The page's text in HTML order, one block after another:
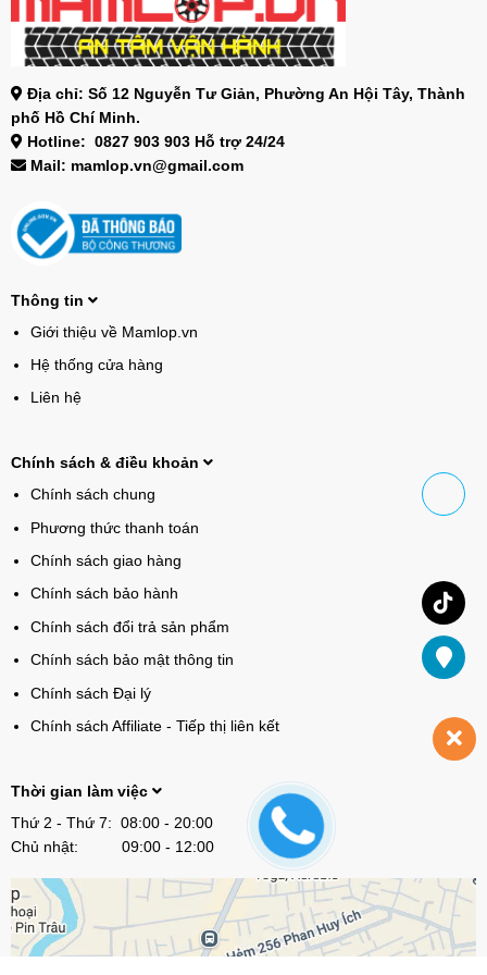
Địa chỉ: Số 12 Nguyễn Tư Giản, Phường An Hội Tây, Thành
phố Hồ Chí Minh.
Hotline: 0827 903 903 Hỗ trợ 24/24
Mail: mamlop.vn@gmail.com
Thông tin
Giới thiệu về Mamlop.vn
Hệ thống cửa hàng
Liên hệ
Chính sách & điều khoản
Chính sách chung
Phương thức thanh toán
Chính sách giao hàng
Chính sách bảo hành
Chính sách đổi trả sản phẩm
Chính sách bảo mật thông tin
Chính sách Đại lý
Chính sách Affiliate - Tiếp thị liên kết
Thời gian làm việc
Thứ 2 - Thứ 7: 08:00 - 20:00
Chủ nhật: 09:00 - 12:00